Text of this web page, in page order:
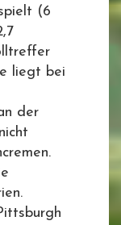
(6
liegt bei
der